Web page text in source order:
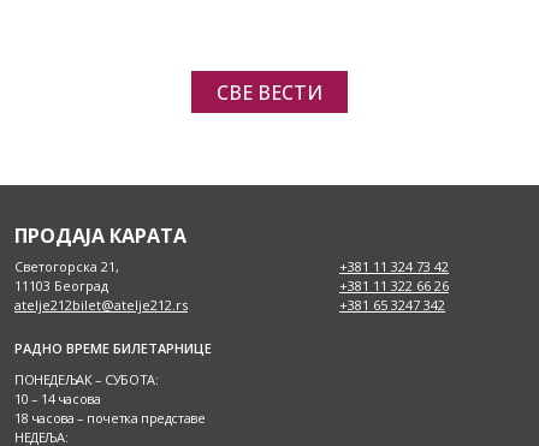
СВЕ ВЕСТИ
ПРОДАЈА КАРАТА
Светогорска 21,
11103 Београд
atelje212bilet@atelje212.rs
+381 11 324 73 42
+381 11 322 66 26
+381 65 3247 342
РАДНО ВРЕМЕ БИЛЕТАРНИЦЕ
ПОНЕДЕЉАК – СУБОТА:
10 – 14 часова
18 часова – почетка представе
НЕДЕЉА: